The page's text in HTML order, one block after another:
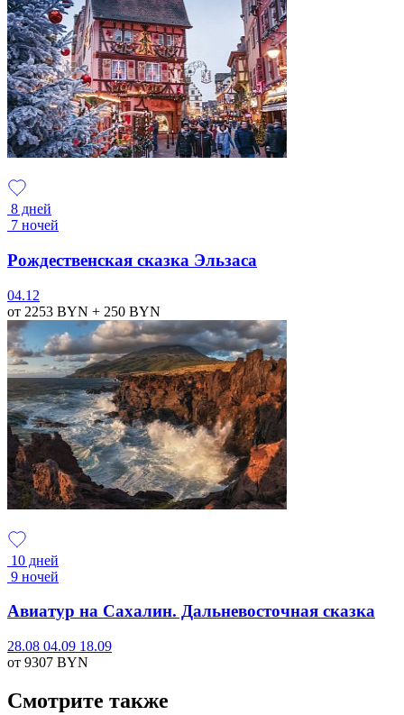
8 дней
7 ночей
Рождественская сказка Эльзаса
04.12
от 2253 BYN + 250 BYN
10 дней
9 ночей
Авиатур на Сахалин. Дальневосточная сказка
28.08 04.09 18.09
от 9307 BYN
Смотрите также